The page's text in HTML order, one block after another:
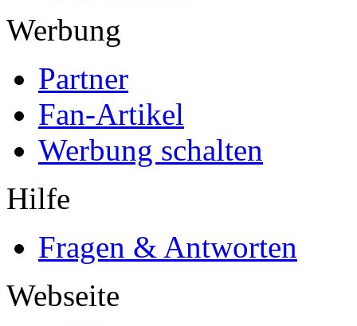
Werbung
Partner
Fan-Artikel
Werbung schalten
Hilfe
Fragen & Antworten
Webseite